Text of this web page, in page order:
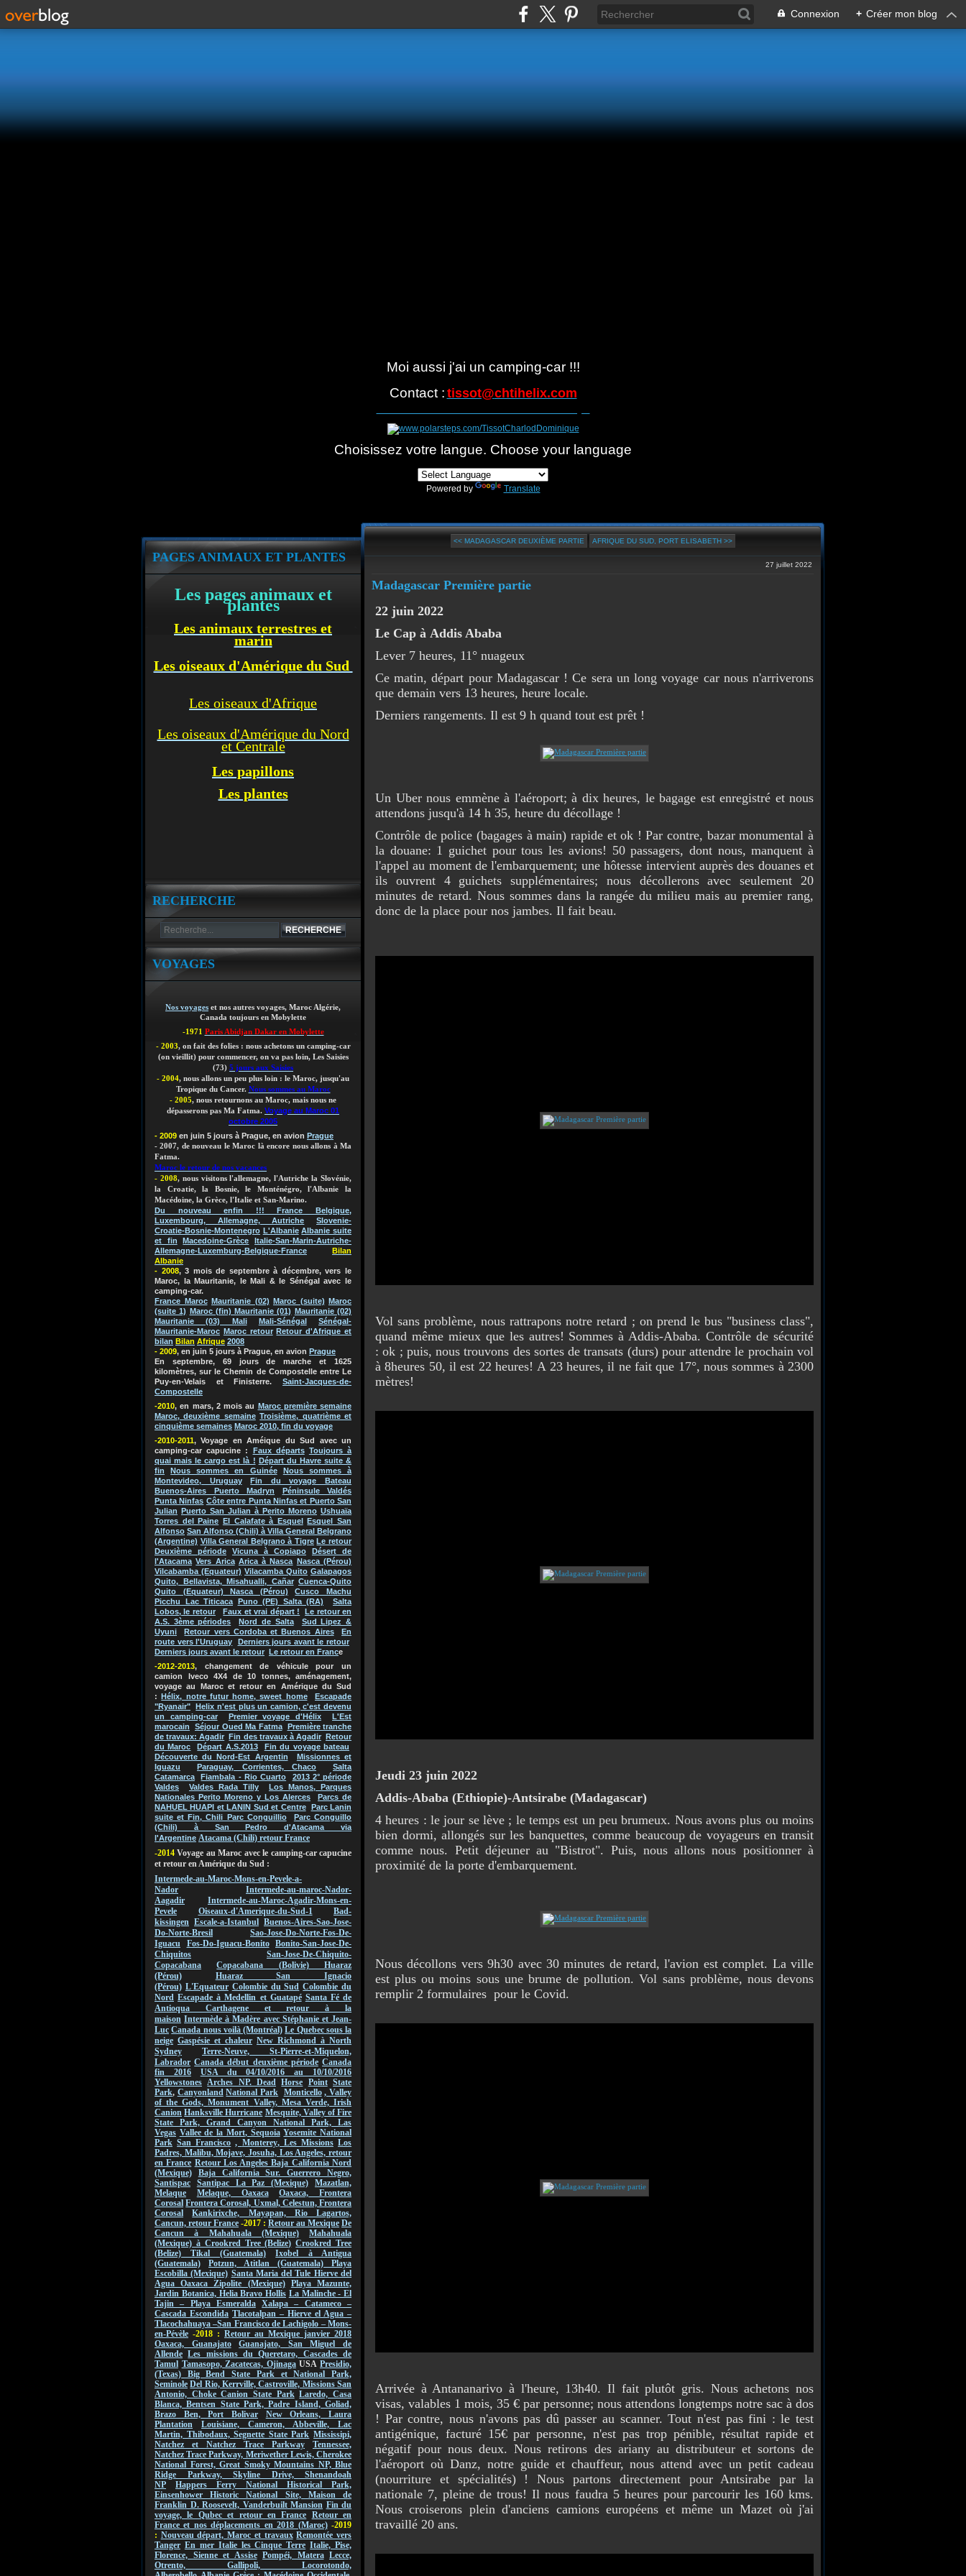
Connexion + Créer mon blog
Moi aussi j'ai un camping-car !!!
Contact : tissot@chtihelix.com
Choisissez votre langue. Choose your language
Powered by Translate
PAGES ANIMAUX ET PLANTES
Les pages animaux et
plantes
Les animaux terrestres et
marin
Les oiseaux d'Amérique du Sud
Les oiseaux d'Afrique
Les oiseaux d'Amérique du Nord
et Centrale
Les papillons
Les plantes
RECHERCHE
VOYAGES
Nos voyages et nos autres voyages, Maroc Algérie,
Canada toujours en Mobylette
-1971 Paris Abidjan Dakar en Mobylette
- 2003, on fait des folies : nous achetons un camping-car
(on vieillit) pour commencer, on va pas loin, Les Saisies
(73) 5 jours aux Saisies
- 2004, nous allons un peu plus loin : le Maroc, jusqu'au
Tropique du Cancer. Nous sommes au Maroc
- 2005, nous retournons au Maroc, mais nous ne
dépasserons pas Ma Fatma. Voyage au Maroc 01
octobre 2005
- 2009 en juin 5 jours à Prague, en avion Prague
- 2007, de nouveau le Maroc là encore nous allons à Ma
Fatma.
Maroc le retour de nos vacances
- 2008, nous visitons l'allemagne, l'Autriche la Slovénie,
la Croatie, la Bosnie, le Monténégro, l'Albanie la
Macédoine, la Grèce, l'Italie et San-Marino.
Du nouveau enfin !!! France Belgique,
Luxembourg, Allemagne, Autriche
Slovenie-
Croatie-Bosnie-Montenegro L'Albanie Albanie suite
et fin
Macedoine-Grèce
Italie-San-Marin-Autriche-
Allemagne-Luxemburg-Belgique-France
Bilan
Albanie
- 2008, 3 mois de septembre à décembre, vers le
Maroc, la Mauritanie, le Mali & le Sénégal avec le
camping-car.
France Maroc
Mauritanie (02) Maroc (suite)
Maroc
(suite 1)
Maroc (fin) Mauritanie (01)
Mauritanie (02)
Mauritanie (03) Mali
Mali-Sénégal
Sénégal-
Mauritanie-Maroc Maroc retour Retour d'Afrique et
bilan Bilan Afrique 2008
- 2009, en juin 5 jours à Prague, en avion Prague
En septembre, 69 jours de marche et 1625
kilomètres, sur le Chemin de Compostelle entre Le
Puy-en-Velais et Finisterre. Saint-Jacques-de-
Compostelle
-2010, en mars, 2 mois au Marocpremière semaine
Maroc, deuxième semaine Troisième, quatrième et
cinquième semaines Maroc 2010, fin du voyage
-2010-2011, Voyage en Améique du Sud avec un
camping-car capucine : Faux départs Toujours à
quai mais le cargo est là ! Départ du Havre suite &
fin
Nous sommes en Guinée
Nous sommes à
Montevideo, Uruguay
Fin du voyage Bateau
Buenos-Aires Puerto Madryn
Péninsule Valdés
Punta Ninfas Côte entre Punta Ninfas et Puerto San
Julian
Puerto San Julian à Perito Moreno Ushuaïa
Torres del Paine
El Calafate à Esquel
Esquel San
Alfonso San Alfonso (Chili) à Villa General Belgrano
(Argentine) Villa General Belgrano à Tigre Le retour
Deuxième période
Vicuna à Copiapo
Désert de
l'Atacama Vers Arica Arica à Nasca
Nasca (Pérou)
Vilcabamba (Equateur) Vilacamba Quito Galapagos
Quito, Bellavista, Misahualli, Cañar Cuenca-Quito
Quito (Equateur) Nasca (Pérou)
Cusco Machu
Picchu Lac Titicaca
Puno (PE) Salta (RA)
Salta
Lobos, le retour
Faux et vrai départ !
Le retour en
A.S. 3ème périodes
Nord de Salta
Sud Lipez &
Uyuni
Retour vers Cordoba et Buenos Aires
En
route vers l'Uruguay
Derniers jours avant le retour
Derniers jours avant le retour
Le retour en France
-2012-2013, changement de véhicule pour un
camion Iveco 4X4 de 10 tonnes, aménagement,
voyage au Maroc et retour en Amérique du Sud
:
Hélix, notre futur home, sweet home
Escapade
"Ryanair"
Helix n'est plus un camion, c'est devenu
un camping-car
Premier voyage d'Hélix
L'Est
marocain
Séjour Oued Ma Fatma
Première tranche
de travaux: Agadir
Fin des travaux à Agadir
Retour
du Maroc
Départ A.S.2013
Fin du voyage bateau
Découverte du Nord-Est Argentin
Missionnes et
Iguazu
Paraguay, Corrientes, Chaco
Salta
Catamarca
Fiambala - Rio Cuarto
2013 2° période
Valdes
Valdes Rada Tilly
Los Manos, Parques
Nationales Perito Moreno y Los Alerces
Parcs de
NAHUEL HUAPI et LANIN Sud et Centre
Parc Lanin
suite et Fin, Chili Parc Conguillio
Parc Conguillo
(Chili) à San Pedro d'Atacama via
l'Argentine Atacama (Chili) retour France
-2014 Voyage au Maroc avec le camping-car capucine
et retour en Amérique du Sud :
Intermede-au-Maroc-Mons-en-Pevele-a-
Nador
Intermede-au-maroc-Nador-
Aagadir
Intermede-au-Maroc-Agadir-Mons-en-
Pevele
Oiseaux-d'Amerique-du-Sud-1
Bad-
kissingen Escale-a-Istanbul Buenos-Aires-Sao-Jose-
Do-Norte-Bresil
Sao-Jose-Do-Norte-Fos-De-
Iguacu
Fos-Do-Iguacu-Bonito
Bonito-San-Jose-De-
Chiquitos
San-Jose-De-Chiquito-
Copacabana
Copacabana (Bolivie) Huaraz
(Pérou)
Huaraz San Ignacio
(Pérou) L'Equateur Colombie du Sud Colombie du
Nord Escapade à Medellin et Guatapé Santa Fé de
Antioqua Carthagene et retour à la
maison Intermède à Madère avec Stéphanie et Jean-
Luc Canada nous voilà (Montréal) Le Quebec sous la
neige Gaspésie et chaleur New Richmond à North
Sydney
Terre-Neuve, St-Pierre-et-Miquelon,
Labrador Canada début deuxième période Canada
fin 2016
USA du 04/10/2016 au 10/10/2016
Yellowstones Arches NP.Dead Horse Point State
Park, Canyonland National Park Monticello , Valley
of the Gods,Monument Valley,Mesa Verde, Irish
Canion Hanksville Hurricane Mesquite, Valley of Fire
State Park, Grand Canyon National Park, Las
Vegas Vallee dela Mort,Sequoia Yosemite National
Park San Francisco , Monterey, Les Missions Los
Padres, Malibu, Mojave, Josuha, Los Angeles, retour
en France Retour Los Angeles Baja California Nord
(Mexique)
Baja California Sur. Guerrero Negro,
Santispac
Santipac La Paz (Mexique)
Mazatlan,
Melaque
Melaque, Oaxaca
Oaxaca, Frontera
Corosal Frontera Corosal, Uxmal, Celestun, Frontera
Corosal
Kankirixche, Mayapan, Rio Lagartos,
Cancun, retour France -2017 : Retour au Mexique De
Cancun à Mahahuala (Mexique)
Mahahuala
(Mexique) à Crookred Tree (Belize) Crookred Tree
(Belize) Tikal (Guatemala)
Ixobel à Antigua
(Guatemala)
Potzun, Atitlan (Guatemala) Playa
Escobilla (Mexique) Santa Maria del Tule Hierve del
Agua Oaxaca Zipolite (Mexique) Playa Mazunte,
Jardin Botanica, Helia Bravo Hollis La Malinche - El
Tajin – Playa Esmeralda Xalapa – Catameco –
Cascada Escondida Tlacotalpan – Hierve el Agua –
Tlacochahuaya –San Francisco de Lachigolo – Mons-
en-Pévèle -2018 : Retour au Mexique janvier 2018
Oaxaca, Guanajato
Guanajato, San Miguel de
Allende Les missions du Queretaro, Cascades de
Tamul Tamasopo, Zacatecas, OjinagaUSAPresidio,
(Texas) Big Bend State Park et National Park,
Seminole Del Rio, Kerrville, Castroville, Missions San
Antonio, Choke Canion State Park Laredo, Casa
Blanca, Bentsen State Park, Padre Island, Goliad,
Brazo Ben, Port Bolivar
New Orleans, Laura
Plantation
Louisiane, Cameron, Abbeville, Lac
Martin, Thibodaux, Segnette State Park Mississipi,
Natchez et Natchez Trace Parkway
Tennessee,
Natchez Trace Parkway, Meriwether Lewis, Cherokee
National Forest, Great Smoky Mountains NP, Blue
Ridge Parkway, Skyline Drive, Shenandoah
NP
Happers Ferry National Historical Park,
Einsenhower Historic National Site, Maison de
Franklin D. Roosevelt, Vanderbuilt Mansion Fin du
voyage, le Qubec et retour en France Retour en
France et nos déplacements en 2018 (Maroc) -2019
: Nouveau départ, Maroc et travaux Remontée vers
Tanger En mer Italie les Cinque Terre Italie, Pise,
Florence, Sienne et Assise Pompéi, Matera Lecce,
Otrento, Gallipoli, Locorotondo,
<< MADAGASCAR DEUXIÈME PARTIE AFRIQUE DU SUD, PORT ELISABETH >>
27 juillet 2022
Madagascar Première partie
22 juin 2022
Le Cap à Addis Ababa
Lever 7 heures, 11° nuageux
Ce matin, départ pour Madagascar ! Ce sera un long voyage car nous n'arriverons
que demain vers 13 heures, heure locale.
Derniers rangements. Il est 9 h quand tout est prêt !
Un Uber nous emmène à l'aéroport; à dix heures, le bagage est enregistré et nous
attendons jusqu'à 14 h 35, heure du décollage !
Contrôle de police (bagages à main) rapide et ok ! Par contre, bazar monumental à
la douane: 1 guichet pour tous les avions! 50 passagers, dont nous, manquent à
l'appel au moment de l'embarquement; une hôtesse intervient auprès des douanes et
ils ouvrent 4 guichets supplémentaires; nous décollerons avec seulement 20
minutes de retard. Nous sommes dans la rangée du milieu mais au premier rang,
donc de la place pour nos jambes. Il fait beau.
Vol sans problème, nous rattrapons notre retard ; on prend le bus "business class",
quand même mieux que les autres! Sommes à Addis-Ababa. Contrôle de sécurité
: ok ; puis, nous trouvons des sortes de transats (durs) pour attendre le prochain vol
à 8heures 50, il est 22 heures! A 23 heures, il ne fait que 17°, nous sommes à 2300
mètres!
Jeudi 23 juin 2022
Addis-Ababa (Ethiopie)-Antsirabe (Madagascar)
4 heures : le jour se lève ; le temps est un peu brumeux. Nous avons plus ou moins
bien dormi, allongés sur les banquettes, comme beaucoup de voyageurs en transit
comme nous. Petit déjeuner au "Bistrot". Puis, nous allons nous positionner à
proximité de la porte d'embarquement.
Nous décollons vers 9h30 avec 30 minutes de retard, l'avion est complet. La ville
est plus ou moins sous une brume de pollution. Vol sans problème, nous devons
remplir 2 formulaires pour le Covid.
Arrivée à Antananarivo à l'heure, 13h40. Il fait plutôt gris. Nous achetons nos
visas, valables 1 mois, 35 € par personne; nous attendons longtemps notre sac à dos
! Par contre, nous n'avons pas dû passer au scanner. Tout n'est pas fini : le test
antigénique, facturé 15€ par personne, n'est pas trop pénible, résultat rapide et
négatif pour nous deux. Nous retirons des ariany au distributeur et sortons de
l'aéroport où Danz, notre guide et chauffeur, nous attend avec un petit cadeau
(nourriture et spécialités) ! Nous partons directement pour Antsirabe par la
nationale 7, pleine de trous! Il nous faudra 5 heures pour parcourir les 160 kms.
Nous croiserons plein d'anciens camions européens et même un Mazet où j'ai
travaillé 20 ans.